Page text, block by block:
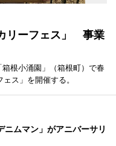
リーフェス」 事業
根小涌園」（箱根町）で春
ス」を開催する。
ニムマン」がアニバーサリ